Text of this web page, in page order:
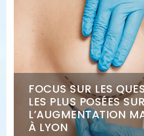
FOCUS SUR LES
LES PLUS POSÉES SUR
L’AUGMENTATION
À LYON